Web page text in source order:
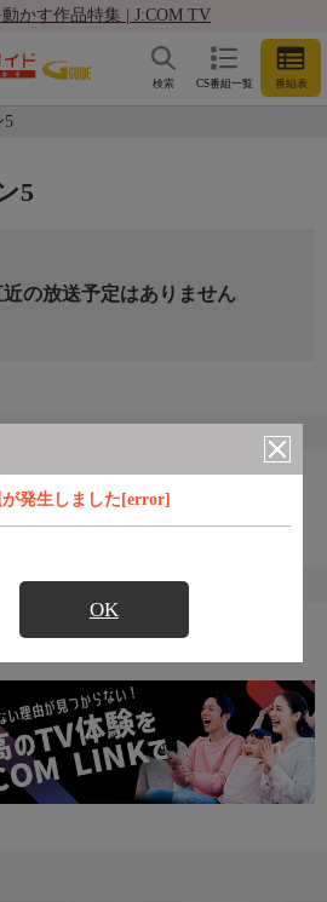
かす作品特集 | J:COM TV
CS番組一覧 番組表
検索
5
発生しました[error]
OK
5
近の放送予定はありません
番組